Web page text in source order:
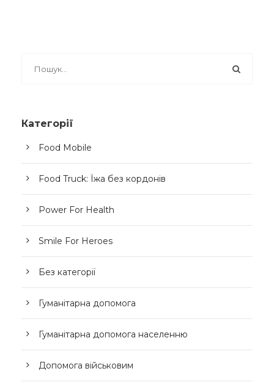
Категорії
Food Mobile
Food Truck: Їжа без кордонів
Power For Health
Smile For Heroes
Без категорії
Гуманітарна допомога
Гуманітарна допомога населенню
Допомога військовим